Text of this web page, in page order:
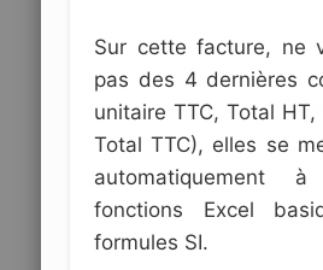
Sur cette facture, ne
pas des 4 dernières
unitaire TTC, Total
Total TTC), elles se
automatiquement
fonctions Excel
formules SI.